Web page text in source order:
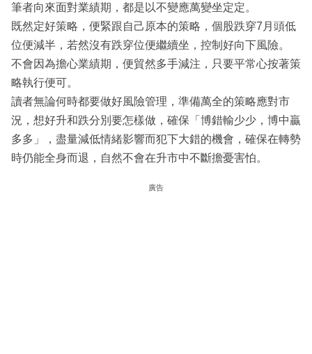
筆者向來面對業績期，都是以不變應萬變坐定定。
既然定好策略，便緊跟自己原本的策略，個股跌穿7月頭低
位便減半，若然沒有跌穿位便繼續坐，控制好向下風險。
不會因為擔心業績期，便貿然多手減注，只要平常心按著策
略執行便可。
讀者無論何時都要做好風險管理，準備萬全的策略應對市
況，想好升和跌分別要怎樣做，確保「博錯輸少少，博中贏
多多」，盡量減低情緒影響而犯下大錯的機會，確保在轉勢
時仍能全身而退，自然不會在升市中不斷擔憂害怕。
廣告